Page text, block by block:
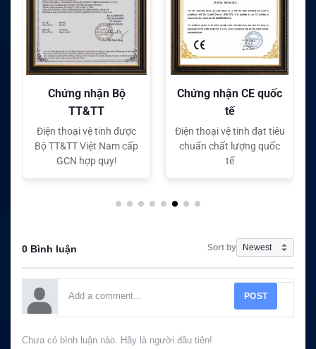
Chứng nhận CE quốc
tế
Điện thoại vệ tinh đạt tiêu
chuẩn chất lượng quốc
tế
Chứng nhận FC quốc
tế
Điện thoại vệ tinh đạt tiêu
chuẩn chất lượng quốc
tế
0 Bình luận Sort by
POST
Chưa có bình luận nào. Hãy là người đầu tiên!